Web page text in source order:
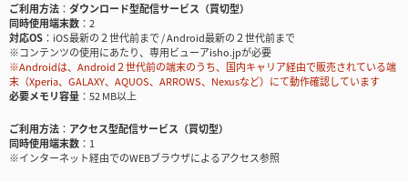
ご利用方法
ダウンロード型配信サービス（買切型）
同時使用端末数
2
対応OS
iOS最新の２世代前まで / Android最新の２世代前まで
※コンテンツの使用にあたり、専用ビューアisho.jpが必要
※Androidは、Android２世代前の端末のうち、国内キャリア経由で販売されている端
末（Xperia、GALAXY、AQUOS、ARROWS、Nexusなど）にて動作確認しています
必要メモリ容量
52 MB以上
ご利用方法
アクセス型配信サービス（買切型）
同時使用端末数
1
※インターネット経由でのWEBブラウザによるアクセス参照